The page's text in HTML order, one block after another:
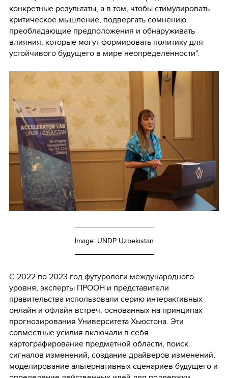
конкретные результаты, а в том, чтобы стимулировать
критическое мышление, подвергать сомнению
преобладающие предположения и обнаруживать
влияния, которые могут формировать политику для
устойчивого будущего в мире неопределенности".
Image: UNDP Uzbekistan
С 2022 по 2023 год футурологи международного
уровня, эксперты ПРООН и представители
правительства использовали серию интерактивных
онлайн и офлайн встреч, основанных на принципах
прогнозирования Университета Хьюстона. Эти
совместные усилия включали в себя
картографирование предметной области, поиск
сигналов изменений, создание драйверов изменений,
моделирование альтернативных сценариев будущего и